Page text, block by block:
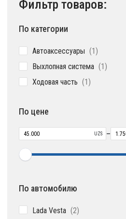
Фильтр товаров:
По категории
Автоаксессуары 11
Выхлопная система 1 1
Ходовая часть 1 1
По цене
UZS –
По автомобилю
Lada Vesta 22